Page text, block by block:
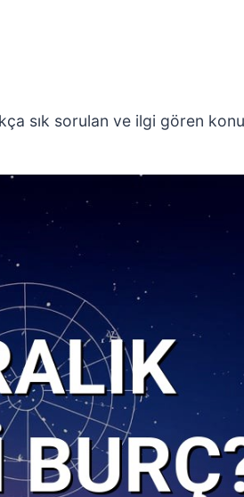
sık sorulan ve ilgi gören